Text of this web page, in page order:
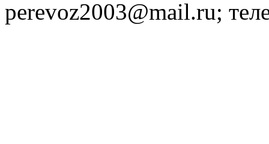
perevoz2003@mail.ru;